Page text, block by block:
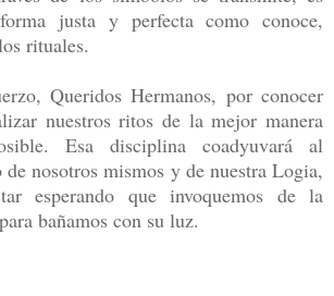
justa y perfecta como conoce,
rituales.
Queridos Hermanos, por conocer
nuestros ritos de la mejor manera
Esa disciplina coadyuvará al
nosotros mismos y de nuestra Logia,
esperando que invoquemos de la
bañamos con su luz.